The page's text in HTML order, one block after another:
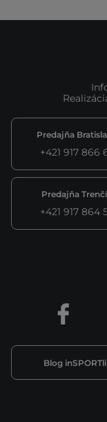
Predajňa
+421 917 866
Predajňa
+421 917 864
Blog
Facebook